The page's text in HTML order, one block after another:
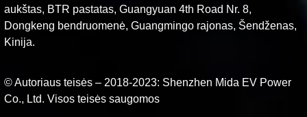
aukštas, BTR pastatas, Guangyuan 4th Road Nr. 8,
Dongkeng bendruomenė, Guangmingo rajonas, Šendženas,
Kinija.
© Autoriaus teisės – 2018-2023: Shenzhen Mida EV Power
Co., Ltd. Visos teisės saugomos